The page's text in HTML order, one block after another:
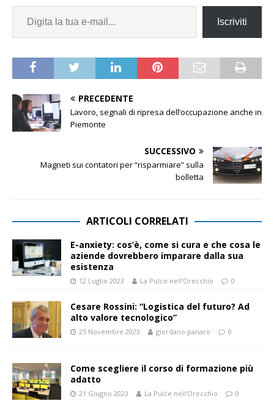
Iscriviti
PRECEDENTE
Lavoro, segnali di ripresa dell’occupazione anche in
Piemonte
SUCCESSIVO
Magneti sui contatori per “risparmiare” sulla
bolletta
ARTICOLI CORRELATI
E-anxiety: cos’è, come si cura e che cosa le
aziende dovrebbero imparare dalla sua
esistenza
12 Luglio 2023 La Pulce nell'Orecchio 0
Cesare Rossini: “Logistica del futuro? Ad
alto valore tecnologico”
25 Novembre 2023 giordano panaro 0
Come scegliere il corso di formazione più
adatto
21 Giugno 2023 La Pulce nell'Orecchio 0